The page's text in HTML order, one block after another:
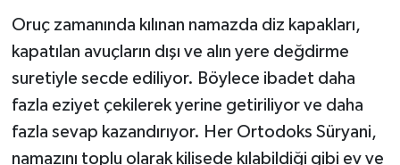
Oruç zamanında kılınan namazda diz kapakları,
kapatılan avuçların dışı ve alın yere değdirme
suretiyle secde ediliyor. Böylece ibadet daha
fazla eziyet çekilerek yerine getiriliyor ve daha
fazla sevap kazandırıyor. Her Ortodoks Süryani,
namazını toplu olarak kilisede kılabildiği gibi ev ve